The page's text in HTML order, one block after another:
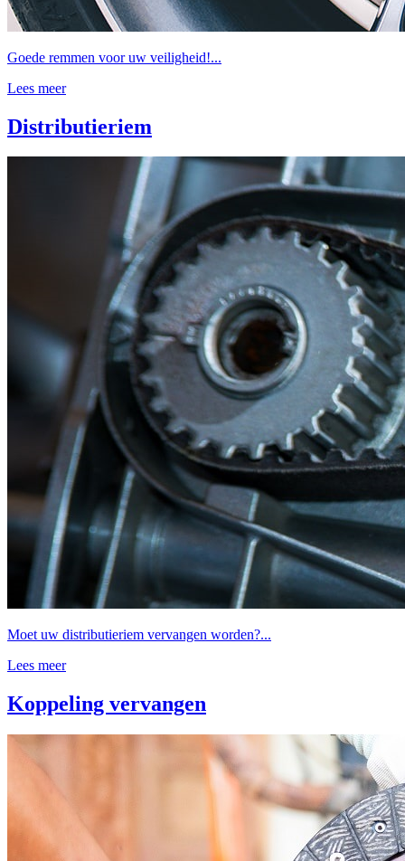
Goede remmen voor uw veiligheid!...
Lees meer
Distributieriem
Moet uw distributieriem vervangen worden?...
Lees meer
Koppeling vervangen